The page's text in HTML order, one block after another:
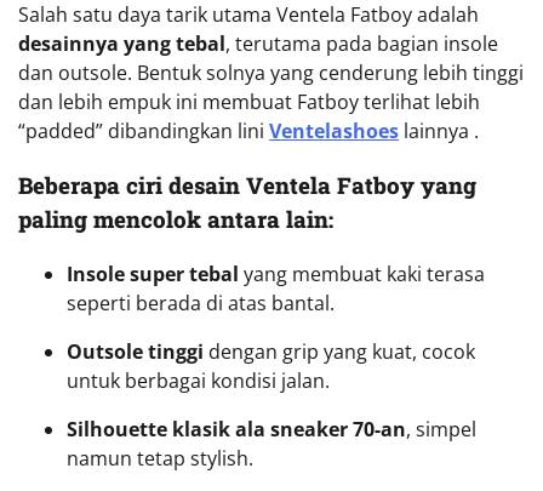
Salah satu daya tarik utama Ventela Fatboy adalah
desainnya yang tebal, terutama pada bagian insole
dan outsole. Bentuk solnya yang cenderung lebih tinggi
dan lebih empuk ini membuat Fatboy terlihat lebih
“padded” dibandingkan lini Ventelashoes lainnya .
Beberapa ciri desain Ventela Fatboy yang
paling mencolok antara lain:
Insole super tebal yang membuat kaki terasa
seperti berada di atas bantal.
Outsole tinggi dengan grip yang kuat, cocok
untuk berbagai kondisi jalan.
Silhouette klasik ala sneaker 70-an, simpel
namun tetap stylish.